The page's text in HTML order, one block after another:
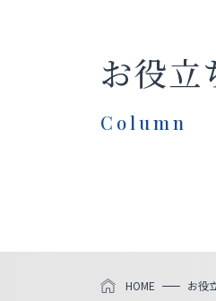
製品を
お役立
Column
HOME お役